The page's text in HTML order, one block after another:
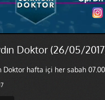
Doktor (26/05/
Doktor hafta içi her sabah